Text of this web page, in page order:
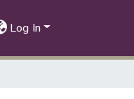
Log In